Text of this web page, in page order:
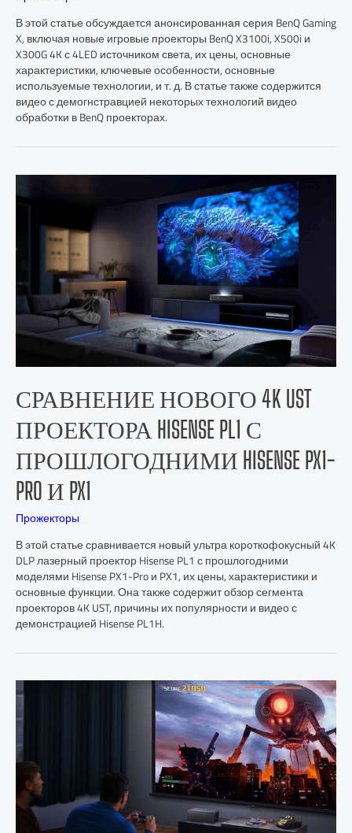
В этой статье обсуждается анонсированная серия BenQ Gaming
X, включая новые игровые проекторы BenQ X3100i, X500i и
X300G 4K с 4LED источником света, их цены, основные
характеристики, ключевые особенности, основные
используемые технологии, и т. д. В статье также содержится
видео с демогнстравцией некоторых технологий видео
обработки в BenQ проекторах.
СРАВНЕНИЕ НОВОГО 4K UST
ПРОЕКТОРА HISENSE PL1 С
ПРОШЛОГОДНИМИ HISENSE PX1-
PRO И PX1
Прожекторы
В этой статье сравнивается новый ультра короткофокусный 4K
DLP лазерный проектор Hisense PL1 с прошлогодними
моделями Hisense PX1-Pro и PX1, их цены, характеристики и
основные функции. Она также содержит обзор сегмента
проекторов 4K UST, причины их популярности и видео с
демонстрацией Hisense PL1H.